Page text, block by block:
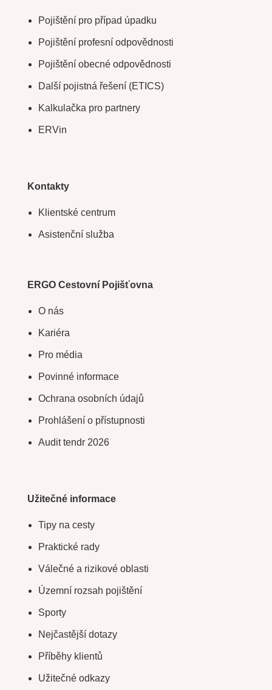
Pojištění pro případ úpadku
Pojištění profesní odpovědnosti
Pojištění obecné odpovědnosti
Další pojistná řešení (ETICS)
Kalkulačka pro partnery
ERVin
Kontakty
Klientské centrum
Asistenční služba
ERGO Cestovní Pojišťovna
O nás
Kariéra
Pro média
Povinné informace
Ochrana osobních údajů
Prohlášení o přístupnosti
Audit tendr 2026
Užitečné informace
Tipy na cesty
Praktické rady
Válečné a rizikové oblasti
Územní rozsah pojištění
Sporty
Nejčastější dotazy
Příběhy klientů
Užitečné odkazy